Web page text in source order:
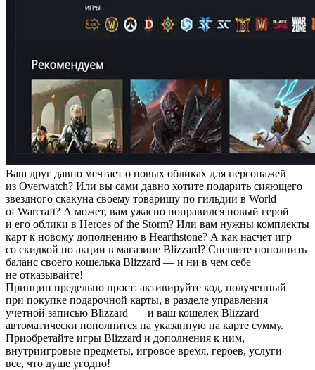
Ваш друг давно мечтает о новых обликах для персонажей
из Overwatch? Или вы сами давно хотите подарить сияющего
звездного скакуна своему товарищу по гильдии в World
of Warcraft? А может, вам ужасно понравился новый герой
и его облики в Heroes of the Storm? Или вам нужны комплекты
карт к новому дополнению в Hearthstone? А как насчет игр
со скидкой по акции в магазине Blizzard? Спешите пополнить
баланс своего кошелька Blizzard — и ни в чем себе
не отказывайте!
Принцип предельно прост: активируйте код, полученный
при покупке подарочной карты, в разделе управления
учетной записью Blizzard — и ваш кошелек Blizzard
автоматически пополнится на указанную на карте сумму.
Приобретайте игры Blizzard и дополнения к ним,
внутриигровые предметы, игровое время, героев, услуги —
все, что душе угодно!